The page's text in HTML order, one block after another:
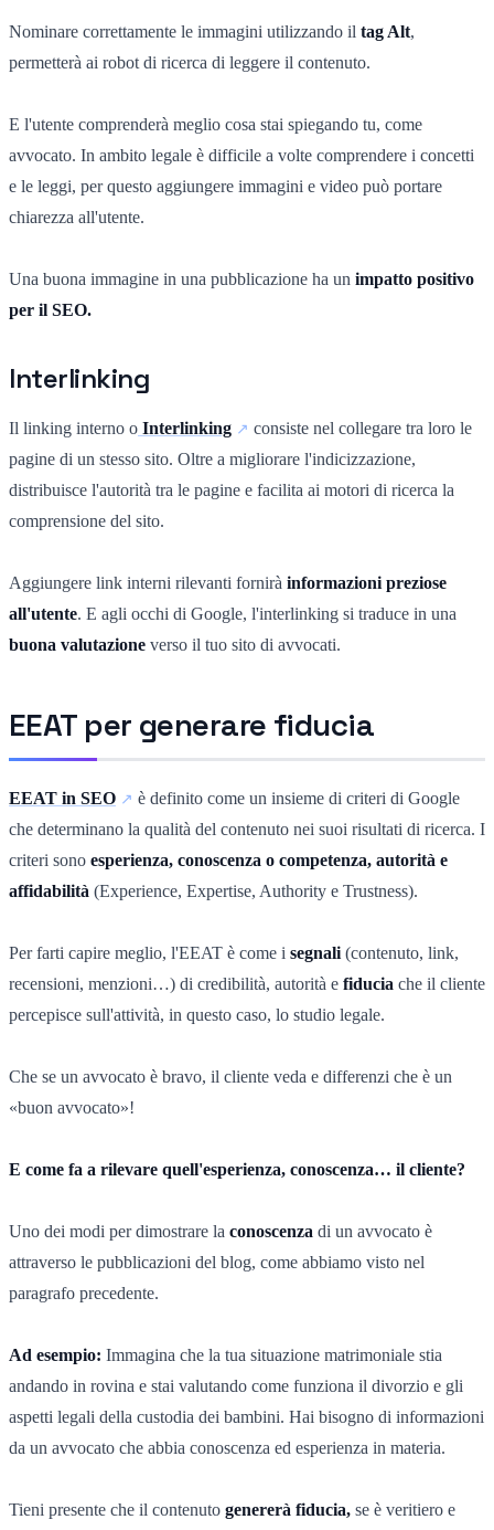
Nominare correttamente le immagini utilizzando il tag Alt,
permetterà ai robot di ricerca di leggere il contenuto.
E l'utente comprenderà meglio cosa stai spiegando tu, come
avvocato. In ambito legale è difficile a volte comprendere i concetti
e le leggi, per questo aggiungere immagini e video può portare
chiarezza all'utente.
Una buona immagine in una pubblicazione ha un impatto positivo
per il SEO.
Interlinking
Il linking interno o Interlinking
consiste nel collegare tra loro le
pagine di un stesso sito. Oltre a migliorare l'indicizzazione,
distribuisce l'autorità tra le pagine e facilita ai motori di ricerca la
comprensione del sito.
Aggiungere link interni rilevanti fornirà informazioni preziose
all'utente. E agli occhi di Google, l'interlinking si traduce in una
buona valutazione verso il tuo sito di avvocati.
EEAT per generare fiducia
EEAT in SEO
è definito come un insieme di criteri di Google
che determinano la qualità del contenuto nei suoi risultati di ricerca. I
criteri sono esperienza, conoscenza o competenza, autorità e
affidabilità (Experience, Expertise, Authority e Trustness).
Per farti capire meglio, l'EEAT è come i segnali (contenuto, link,
recensioni, menzioni…) di credibilità, autorità e fiducia che il cliente
percepisce sull'attività, in questo caso, lo studio legale.
Che se un avvocato è bravo, il cliente veda e differenzi che è un
«buon avvocato»!
E come fa a rilevare quell'esperienza, conoscenza… il cliente?
Uno dei modi per dimostrare la conoscenza di un avvocato è
attraverso le pubblicazioni del blog, come abbiamo visto nel
paragrafo precedente.
Ad esempio: Immagina che la tua situazione matrimoniale stia
andando in rovina e stai valutando come funziona il divorzio e gli
aspetti legali della custodia dei bambini. Hai bisogno di informazioni
da un avvocato che abbia conoscenza ed esperienza in materia.
Tieni presente che il contenuto genererà fiducia, se è veritiero e